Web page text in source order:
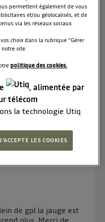
sa charge
de récupérer ma
120 il y a deux
après 60km j'ai
électrique
0
de gpl la jauge est
permettent également de vous
et/ou géolocalisés, et de
via les réseaux sociaux.
choix dans la rubrique "Gérer
notre site.
politique des cookies.
, alimentée par
télécom
la technologie Utiq
et liées à votre
pour la protection
vous offrant choix et
J'ACCEPTE LES COOKIES